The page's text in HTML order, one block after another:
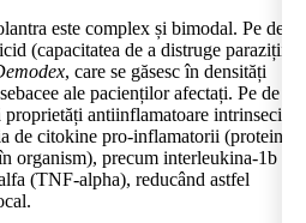
este complex și bimodal. Pe de
(capacitatea de a distruge paraziții)
, care se găsesc în densități
ale pacienților afectați. Pe de
proprietăți antiinflamatoare intrinseci
de citokine pro-inflamatorii (proteine
organism), precum interleukina-1b și
(TNF-alpha), reducând astfel